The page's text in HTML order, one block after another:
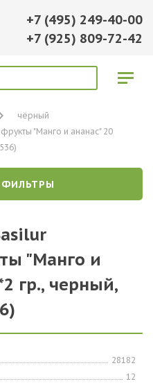
+7 (495) 249-40-00
+7 (925) 809-72-42
чёрный
"Манго и ананас" 20
"Манго и
гр., черный,
28182
12